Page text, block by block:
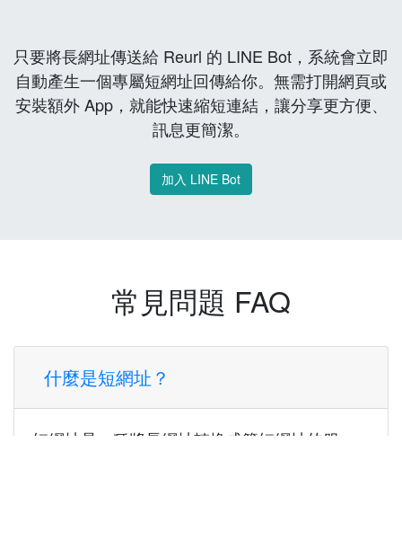
只要將長網址傳送給 Reurl 的 LINE Bot，系統會立即
自動產生一個專屬短網址回傳給你。無需打開網頁或
安裝額外 App，就能快速縮短連結，讓分享更方便、
訊息更簡潔。
加入 LINE Bot
常見問題 FAQ
什麼是短網址？
短網址是一種將長網址轉換成簡短網址的服